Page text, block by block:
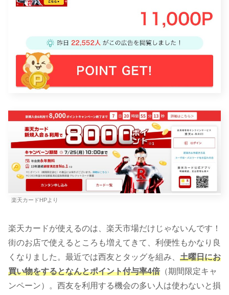
楽天カードHPより
楽天カードが使えるのは、楽天市場だけじゃないんです！
街のお店で使えるところも増えてきて、利便性もかなり良
くなりました。最近では西友とタッグを組み、 土曜日にお
買い物をするとなんとポイント付与率4倍 （期間限定キャ
ンペーン）。西友を利用する機会の多い人は使わないと損